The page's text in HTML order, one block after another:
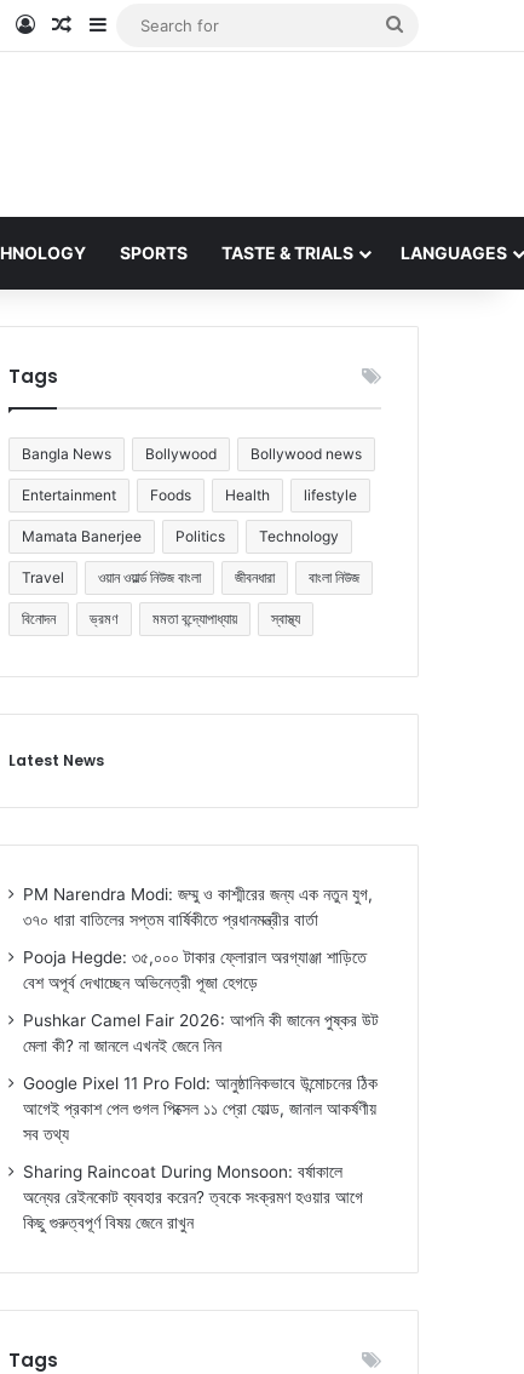
Log InRandom Article
Sidebar
SPORTS TASTE & TRIALS LANGUAGES
Tags
Bangla News Bollywood Bollywood news
Entertainment Foods Health lifestyle
Mamata Banerjee Politics Technology
Travel ওয়ান ওয়ার্ল্ড নিউজ বাংলা জীবনধারা বাংলা নিউজ
বিনোদন ভ্রমণ মমতা বন্দ্যোপাধ্যায় স্বাস্থ্য
Latest News
PM Narendra Modi: জম্মু ও কাশ্মীরের জন্য এক নতুন যুগ,
৩৭০ ধারা বাতিলের সপ্তম বার্ষিকীতে প্রধানমন্ত্রীর বার্তা
Pooja Hegde: ৩৫,০০০ টাকার ফ্লোরাল অরগ্যাঞ্জা শাড়িতে
বেশ অপূর্ব দেখাচ্ছেন অভিনেত্রী পূজা হেগড়ে
Pushkar Camel Fair 2026: আপনি কী জানেন পুষ্কর উট
মেলা কী? না জানলে এখনই জেনে নিন
Google Pixel 11 Pro Fold: আনুষ্ঠানিকভাবে উন্মোচনের ঠিক
আগেই প্রকাশ পেল গুগল পিক্সেল ১১ প্রো ফোল্ড, জানাল আকর্ষণীয়
সব তথ্য
Sharing Raincoat During Monsoon: বর্ষাকালে
অন্যের রেইনকোট ব্যবহার করেন? ত্বকে সংক্রমণ হওয়ার আগে
কিছু গুরুত্বপূর্ণ বিষয় জেনে রাখুন
Tags